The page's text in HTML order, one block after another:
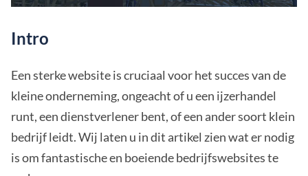
Intro
Een sterke website is cruciaal voor het succes van de
kleine onderneming, ongeacht of u een ijzerhandel
runt, een dienstverlener bent, of een ander soort klein
bedrijf leidt. Wij laten u in dit artikel zien wat er nodig
is om fantastische en boeiende bedrijfswebsites te